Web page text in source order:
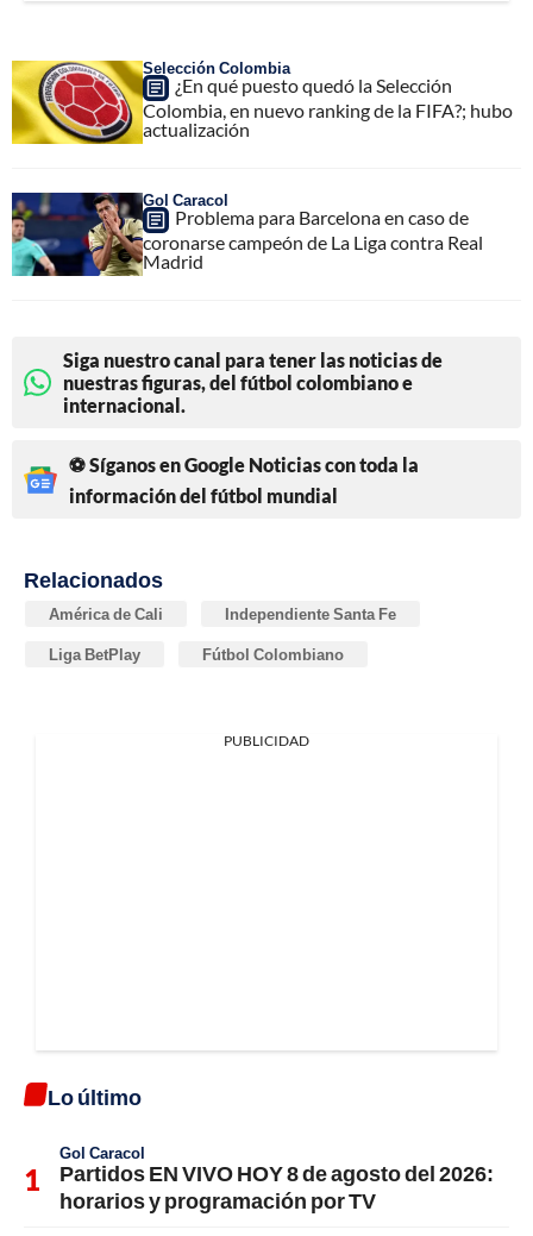
Selección Colombia
¿En qué puesto quedó la Selección
Colombia, en nuevo ranking de la FIFA?; hubo
actualización
Gol Caracol
Problema para Barcelona en caso de
coronarse campeón de La Liga contra Real
Madrid
Siga nuestro canal para tener las noticias de
nuestras figuras, del fútbol colombiano e
internacional.
⚽ Síganos en Google Noticias con toda la
información del fútbol mundial
Relacionados
América de Cali Independiente Santa Fe
Liga BetPlay Fútbol Colombiano
PUBLICIDAD
Lo último
Gol Caracol
Partidos EN VIVO HOY 8 de agosto del 2026:
horarios y programación por TV